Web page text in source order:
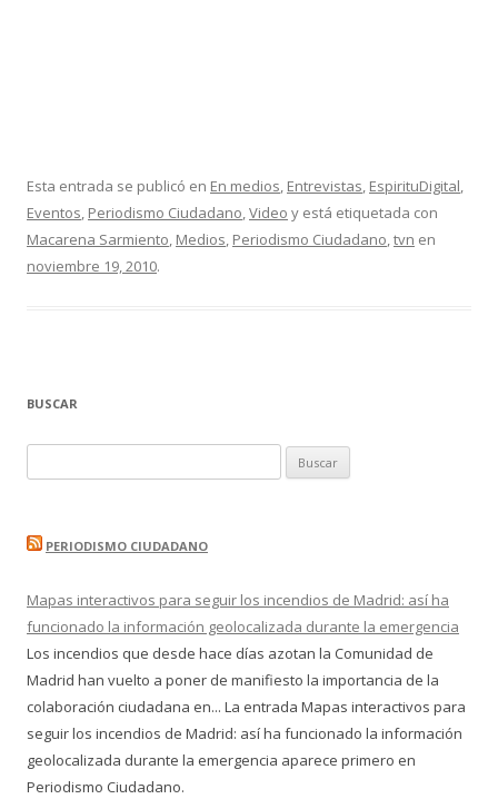
Esta entrada se publicó en En medios, Entrevistas, EspirituDigital,
Eventos, Periodismo Ciudadano,Video y está etiquetada con
Macarena Sarmiento, Medios, Periodismo Ciudadano,tvn en
noviembre 19, 2010.
BUSCAR
PERIODISMO CIUDADANO
Mapas interactivos para seguir los incendios de Madrid: así ha
funcionado la información geolocalizada durante la emergencia
Los incendios que desde hace días azotan la Comunidad de
Madrid han vuelto a poner de manifiesto la importancia de la
colaboración ciudadana en... La entrada Mapas interactivos para
seguir los incendios de Madrid: así ha funcionado la información
geolocalizada durante la emergencia aparece primero en
Periodismo Ciudadano.